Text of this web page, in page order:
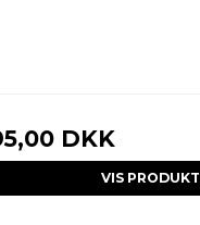
DKK
VIS PRODUKT